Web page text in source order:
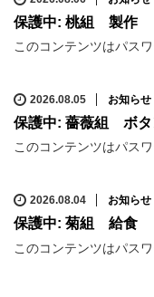
保護中: 桃組 製作
このコンテンツはパス
2026.08.05 お知らせ
保護中: 薔薇組 ボタ
このコンテンツはパス
2026.08.04 お知らせ
保護中: 菊組 給食
このコンテンツはパス